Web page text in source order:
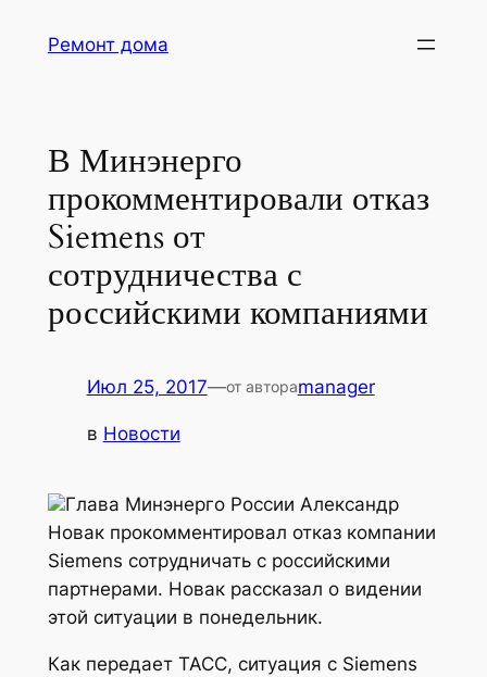
Ремонт дома
В Минэнерго
прокомментировали отказ
Siemens от
сотрудничества с
российскими компаниями
Июл 25, 2017—от автораmanager
в Новости
Глава Минэнерго России Александр
Новак прокомментировал отказ компании
Siemens сотрудничать с российскими
партнерами. Новак рассказал о видении
этой ситуации в понедельник.
Как передает ТАСС, ситуация с Siemens